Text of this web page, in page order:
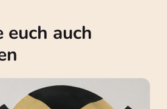
auch